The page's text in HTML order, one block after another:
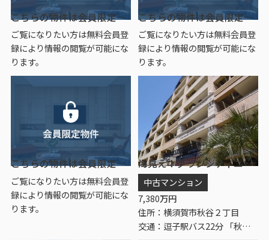
こちらの物件は会員限定物件です。
ご覧になりたい方は無料会員登
録により情報の閲覧が可能にな
ります。
こちらの物件は会員限定物件です。
ご覧になりたい方は無料会員登
録により情報の閲覧が可能にな
ります。
こちらの物件は会員限定物件です。
ご覧になりたい方は無料会員登
録により情報の閲覧が可能にな
ります。
海見え！グランシティユーロリゾート西海岸通り 4階
中古マンション
7,380万円
住所：横須賀市秋谷２丁目
交通：逗子駅バス22分 「秋谷」 停歩1分